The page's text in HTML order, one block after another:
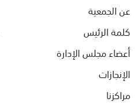
عن الجمعية
كلمة الرئيس
أعضاء مجلس الإدارة
الإنجازات
مراكزنا